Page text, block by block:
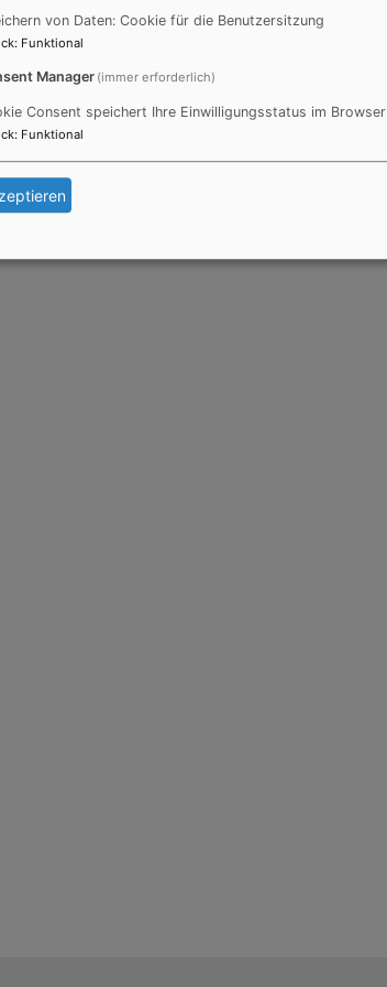
von Daten: Cookie für die Benutzersitzung
: Funktional
Manager (immer erforderlich)
Consent speichert Ihre Einwilligungsstatus im Browser
: Funktional